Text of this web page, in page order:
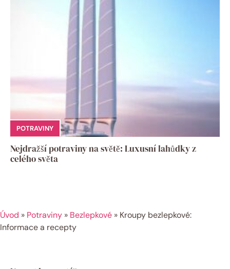
POTRAVINY
Nejdražší potraviny na světě: Luxusní lahůdky z
celého světa
Úvod » Potraviny » Bezlepkové » Kroupy bezlepkové:
Informace a recepty